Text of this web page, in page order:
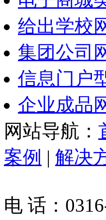
给出学校
集团公司
信息门户
企业成品
网站导航：
案例 | 解决
电 话：